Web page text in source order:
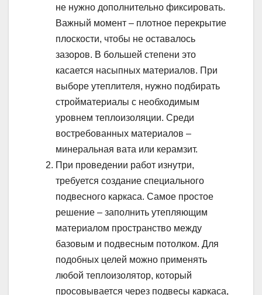
не нужно дополнительно фиксировать.
Важный момент – плотное перекрытие
плоскости, чтобы не оставалось
зазоров. В большей степени это
касается насыпных материалов. При
выборе утеплителя, нужно подбирать
стройматериалы с необходимым
уровнем теплоизоляции. Среди
востребованных материалов –
минеральная вата или керамзит.
При проведении работ изнутри,
требуется создание специального
подвесного каркаса. Самое простое
решение – заполнить утепляющим
материалом пространство между
базовым и подвесным потолком. Для
подобных целей можно применять
любой теплоизолятор, который
просовывается через подвесы каркаса,